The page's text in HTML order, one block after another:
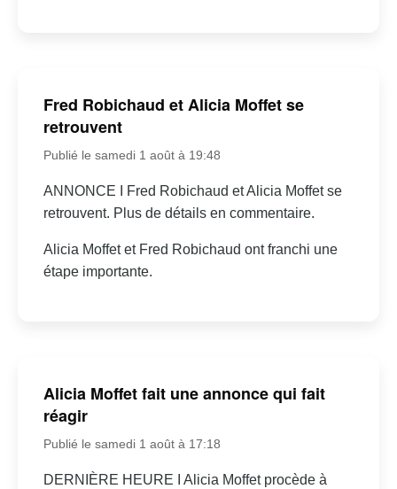
Fred Robichaud et Alicia Moffet se
retrouvent
Publié le samedi 1 août à 19:48
ANNONCE I Fred Robichaud et Alicia Moffet se
retrouvent. Plus de détails en commentaire.
Alicia Moffet et Fred Robichaud ont franchi une
étape importante.
Alicia Moffet fait une annonce qui fait
réagir
Publié le samedi 1 août à 17:18
DERNIÈRE HEURE I Alicia Moffet procède à